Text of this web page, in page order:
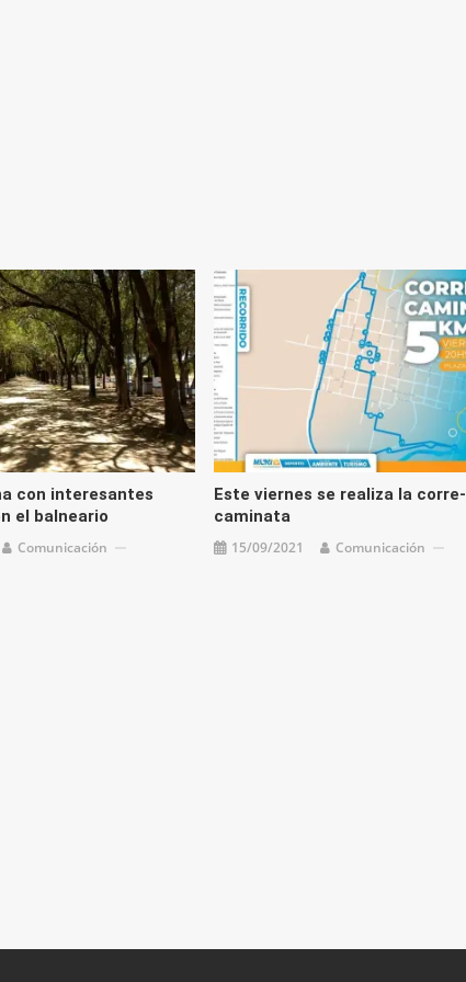
con interesantes
el balneario
Comunicación
Este viernes se realiza la corre-
caminata
15/09/2021 Comunicación